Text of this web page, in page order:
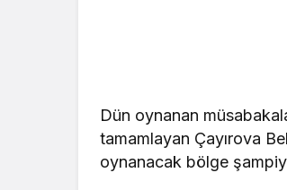
Dün oynanan
tamamlayan Çayırova
oynanacak bölge